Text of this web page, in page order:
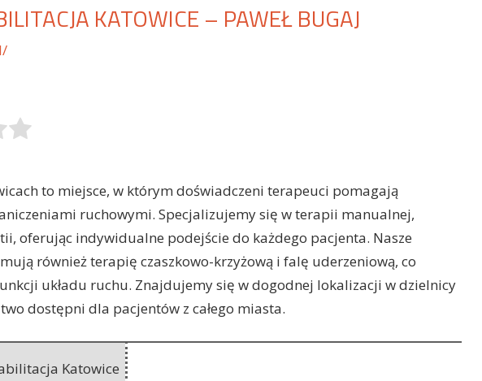
KATOWICE – PAWEŁ BUGAJ
to miejsce, w którym doświadczeni terapeuci pomagają
ruchowymi. Specjalizujemy się w terapii manualnej,
oferując indywidualne podejście do każdego pacjenta. Nasze
również terapię czaszkowo-krzyżową i falę uderzeniową, co
układu ruchu. Znajdujemy się w dogodnej lokalizacji w dzielnicy
dostępni dla pacjentów z całego miasta.
Katowice